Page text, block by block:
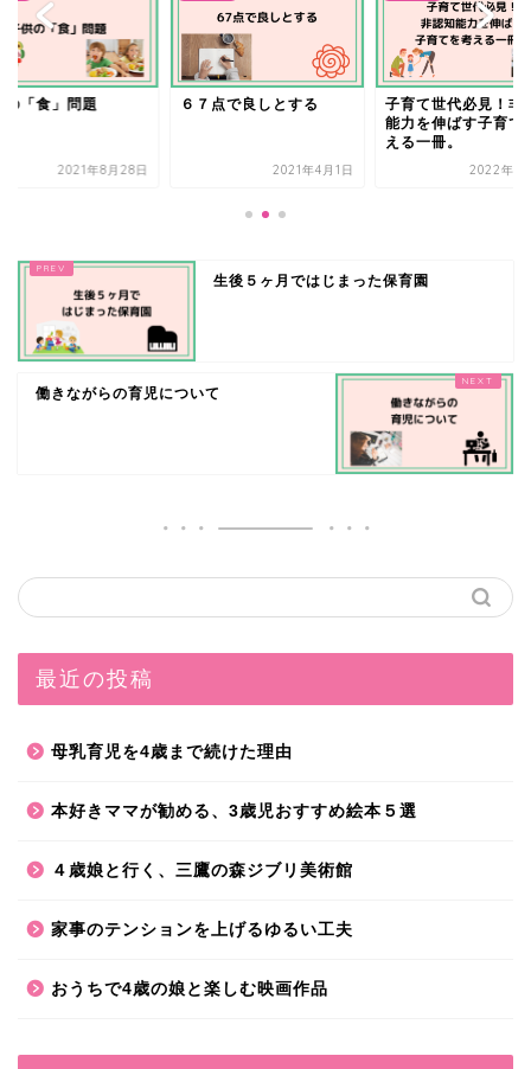
の「食」問題
2021年8月28日
６７点で良しとする
2021年4月1日
子育て世代必見！非
能力を伸ばす子育て
える一冊。
2022年3
生後５ヶ月ではじまった保育園
働きながらの育児について
最近の投稿
母乳育児を4歳まで続けた理由
本好きママが勧める、3歳児おすすめ絵本５選
４歳娘と行く、三鷹の森ジブリ美術館
家事のテンションを上げるゆるい工夫
おうちで4歳の娘と楽しむ映画作品